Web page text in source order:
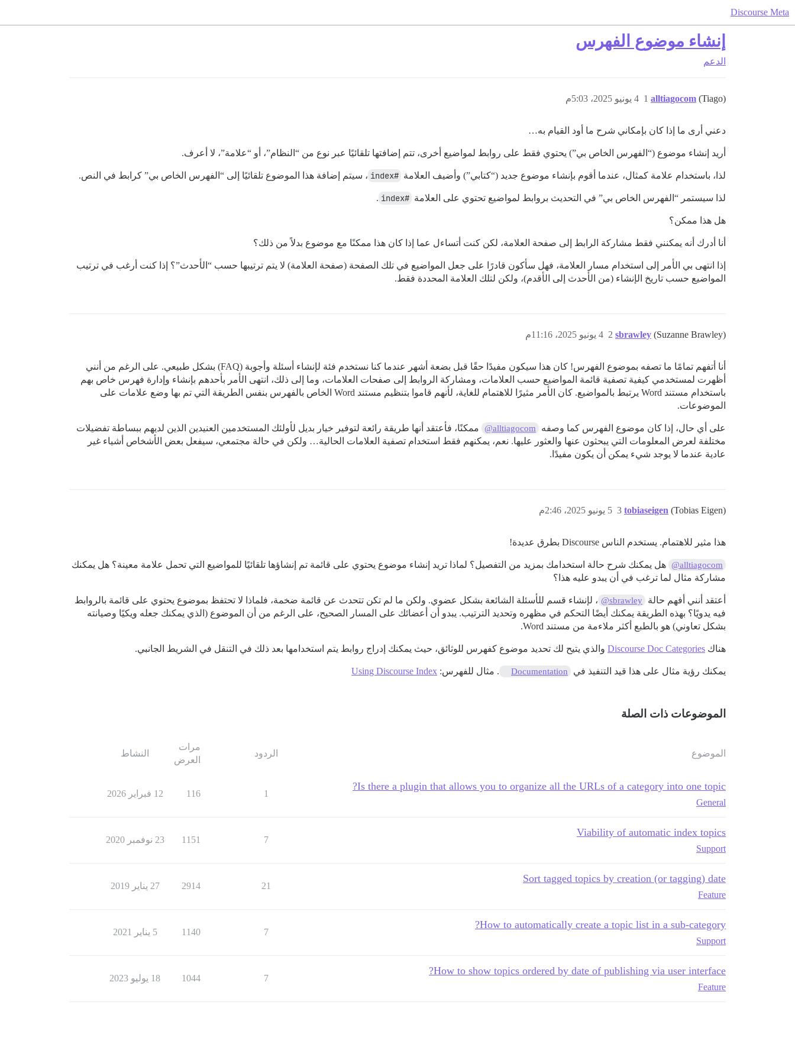
Discourse Meta
إنشاء موضوع الفهرس
الدعم
alltiagocom (Tiago) 4 يونيو 2025، 5:03م 1
دعني أرى ما إذا كان بإمكاني شرح ما أود القيام به…
أريد إنشاء موضوع (“الفهرس الخاص بي”) يحتوي فقط على روابط لمواضيع أخرى، تتم إضافتها تلقائيًا عبر نوع من “النظام”، أو “علامة”، لا أعرف.
لذا، باستخدام علامة كمثال، عندما أقوم بإنشاء موضوع جديد (“كتابي”) وأضيف العلامة #index ، سيتم إضافة هذا الموضوع تلقائيًا إلى “الفهرس الخاص بي” كرابط في النص.
لذا سيستمر “الفهرس الخاص بي” في التحديث بروابط لمواضيع تحتوي على العلامة #index
.
هل هذا ممكن؟
أنا أدرك أنه يمكنني فقط مشاركة الرابط إلى صفحة العلامة، لكن كنت أتساءل عما إذا كان هذا ممكنًا مع موضوع بدلاً من ذلك؟
إذا انتهى بي الأمر إلى استخدام مسار العلامة، فهل سأكون قادرًا على جعل المواضيع في تلك الصفحة (صفحة العلامة) لا يتم ترتيبها حسب “الأحدث”؟ إذا كنت أرغب في ترتيب
المواضيع حسب تاريخ الإنشاء (من الأحدث إلى الأقدم)، ولكن لتلك العلامة المحددة فقط.
sbrawley (Suzanne Brawley) 4 يونيو 2025، 11:16م 2
أنا أتفهم تمامًا ما تصفه بموضوع الفهرس! كان هذا سيكون مفيدًا حقًا قبل بضعة أشهر عندما كنا نستخدم فئة لإنشاء أسئلة وأجوبة (FAQ) بشكل طبيعي. على الرغم من أنني
أظهرت لمستخدمي كيفية تصفية قائمة المواضيع حسب العلامات، ومشاركة الروابط إلى صفحات العلامات، وما إلى ذلك، انتهى الأمر بأحدهم بإنشاء وإدارة فهرس خاص بهم
باستخدام مستند Word يرتبط بالمواضيع. كان الأمر مثيرًا للاهتمام للغاية، لأنهم قاموا بتنظيم مستند Word الخاص بالفهرس بنفس الطريقة التي تم بها وضع علامات على
الموضوعات.
على أي حال، إذا كان موضوع الفهرس كما وصفه @alltiagocom
ممكنًا، فأعتقد أنها طريقة رائعة لتوفير خيار بديل لأولئك المستخدمين العنيدين الذين لديهم ببساطة تفضيلات
مختلفة لعرض المعلومات التي يبحثون عنها والعثور عليها. نعم، يمكنهم فقط استخدام تصفية العلامات الحالية… ولكن في حالة مجتمعي، سيفعل بعض الأشخاص أشياء غير
عادية عندما لا يوجد شيء يمكن أن يكون مفيدًا.
tobiaseigen (Tobias Eigen) 5 يونيو 2025، 2:46م 3
هذا مثير للاهتمام. يستخدم الناس Discourse بطرق عديدة!
@alltiagocom هل يمكنك شرح حالة استخدامك بمزيد من التفصيل؟ لماذا تريد إنشاء موضوع يحتوي على قائمة تم إنشاؤها تلقائيًا للمواضيع التي تحمل علامة معينة؟ هل يمكنك
مشاركة مثال لما ترغب في أن يبدو عليه هذا؟
أعتقد أنني أفهم حالة @sbrawley ، لإنشاء قسم للأسئلة الشائعة بشكل عضوي. ولكن ما لم تكن تتحدث عن قائمة ضخمة، فلماذا لا تحتفظ بموضوع يحتوي على قائمة بالروابط
فيه يدويًا؟ بهذه الطريقة يمكنك أيضًا التحكم في مظهره وتحديد الترتيب. يبدو أن أعضائك على المسار الصحيح، على الرغم من أن الموضوع (الذي يمكنك جعله ويكيًا وصيانته
بشكل تعاوني) هو بالطبع أكثر ملاءمة من مستند Word.
هناك Discourse Doc Categories والذي يتيح لك تحديد موضوع كفهرس للوثائق، حيث يمكنك إدراج روابط يتم استخدامها بعد ذلك في التنقل في الشريط الجانبي.
يمكنك رؤية مثال على هذا قيد التنفيذ في Documentation . مثال للفهرس: Using Discourse Index
الموضوعات ذات الصلة
الموضوع الردود
مرات
العرض
النشاط
Is there a plugin that allows you to organize all the URLs of a category into one topic?
General
1
116 12 فبراير 2026
Viability of automatic index topics
Support
7
1151 23 نوفمبر 2020
Sort tagged topics by creation (or tagging) date
Feature
21
2914 27 يناير 2019
How to automatically create a topic list in a sub-category?
Support
7
1140 5 يناير 2021
How to show topics ordered by date of publishing via user interface?
Feature
7
1044 18 يوليو 2023